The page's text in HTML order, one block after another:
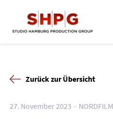
Zurück zur Übersicht
27. November 2023 NORDFILM